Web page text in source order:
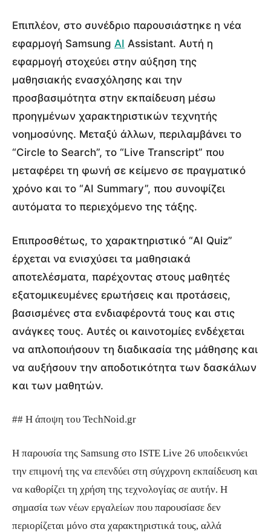
Επιπλέον, στο συνέδριο παρουσιάστηκε η νέα
εφαρμογή Samsung AI Assistant. Αυτή η
εφαρμογή στοχεύει στην αύξηση της
μαθησιακής ενασχόλησης και την
προσβασιμότητα στην εκπαίδευση μέσω
προηγμένων χαρακτηριστικών τεχνητής
νοημοσύνης. Μεταξύ άλλων, περιλαμβάνει το
“Circle to Search”, το “Live Transcript” που
μεταφέρει τη φωνή σε κείμενο σε πραγματικό
χρόνο και το “AI Summary”, που συνοψίζει
αυτόματα το περιεχόμενο της τάξης.
Επιπροσθέτως, το χαρακτηριστικό “AI Quiz”
έρχεται να ενισχύσει τα μαθησιακά
αποτελέσματα, παρέχοντας στους μαθητές
εξατομικευμένες ερωτήσεις και προτάσεις,
βασισμένες στα ενδιαφέροντά τους και στις
ανάγκες τους. Αυτές οι καινοτομίες ενδέχεται
να απλοποιήσουν τη διαδικασία της μάθησης και
να αυξήσουν την αποδοτικότητα των δασκάλων
και των μαθητών.
## Η άποψη του TechNoid.gr
Η παρουσία της Samsung στο ISTE Live 26 υποδεικνύει
την επιμονή της να επενδύει στη σύγχρονη εκπαίδευση και
να καθορίζει τη χρήση της τεχνολογίας σε αυτήν. Η
σημασία των νέων εργαλείων που παρουσίασε δεν
περιορίζεται μόνο στα χαρακτηριστικά τους, αλλά